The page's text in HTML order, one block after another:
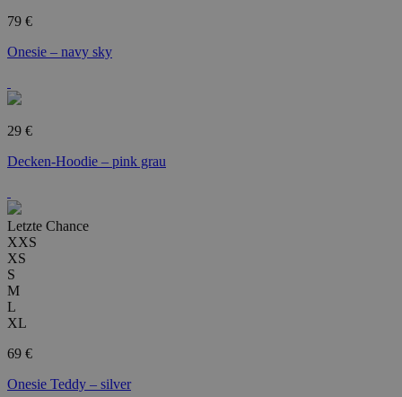
79 €
Onesie – navy sky
29 €
Decken-Hoodie – pink grau
Letzte Chance
XXS
XS
S
M
L
XL
69 €
Onesie Teddy – silver